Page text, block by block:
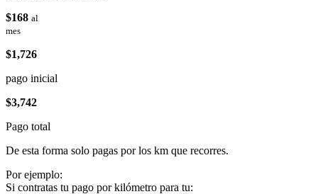
$168 al
mes
$1,726
pago inicial
$3,742
Pago total
De esta forma solo pagas por los km que recorres.
Por ejemplo:
Si contratas tu pago por kilómetro para tu: